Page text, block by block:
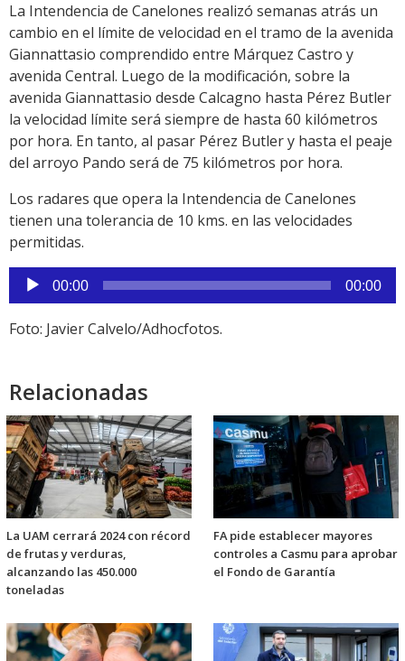
La Intendencia de Canelones realizó semanas atrás un
cambio en el límite de velocidad en el tramo de la avenida
Giannattasio comprendido entre Márquez Castro y
avenida Central. Luego de la modificación, sobre la
avenida Giannattasio desde Calcagno hasta Pérez Butler
la velocidad límite será siempre de hasta 60 kilómetros
por hora. En tanto, al pasar Pérez Butler y hasta el peaje
del arroyo Pando será de 75 kilómetros por hora.
Los radares que opera la Intendencia de Canelones
tienen una tolerancia de 10 kms. en las velocidades
permitidas.
Reproductor
de
audio
00:00 00:00
Foto: Javier Calvelo/Adhocfotos.
Relacionadas
La UAM cerrará 2024 con récord
de frutas y verduras,
alcanzando las 450.000
toneladas
FA pide establecer mayores
controles a Casmu para aprobar
el Fondo de Garantía